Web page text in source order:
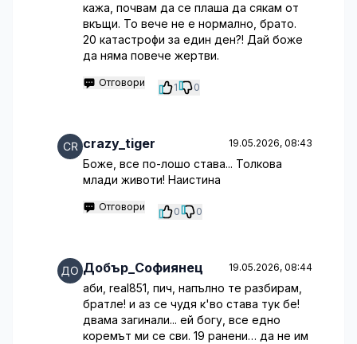
кажа, почвам да се плаша да сякам от
вкъщи. То вече не е нормално, брато.
20 катастрофи за един ден?! Дай боже
да няма повече жертви.
Отговори 1 0
crazy_tiger 19.05.2026, 08:43
Боже, все по-лошо става... Толкова
млади животи! Наистина
Отговори 0 0
Добър_Софиянец 19.05.2026, 08:44
аби, real851, пич, напълно те разбирам,
братле! и аз се чудя к'во става тук бе!
двама загинали... ей богу, все едно
коремът ми се сви. 19 ранени… да не им